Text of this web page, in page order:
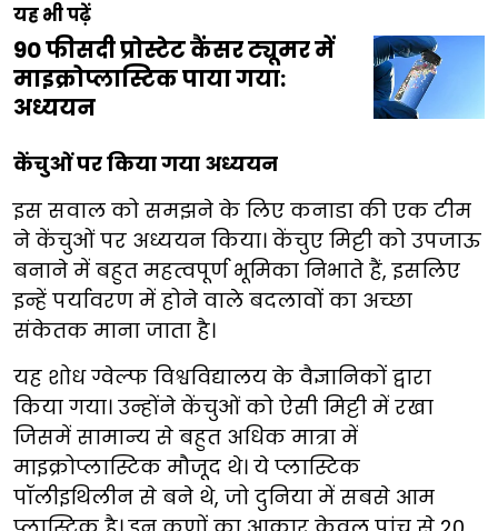
यह भी पढ़ें
90 फीसदी प्रोस्टेट कैंसर ट्यूमर में
माइक्रोप्लास्टिक पाया गया:
अध्ययन
केंचुओं पर किया गया अध्ययन
इस सवाल को समझने के लिए कनाडा की एक टीम
ने केंचुओं पर अध्ययन किया। केंचुए मिट्टी को उपजाऊ
बनाने में बहुत महत्वपूर्ण भूमिका निभाते हैं, इसलिए
इन्हें पर्यावरण में होने वाले बदलावों का अच्छा
संकेतक माना जाता है।
यह शोध ग्वेल्फ विश्वविद्यालय के वैज्ञानिकों द्वारा
किया गया। उन्होंने केंचुओं को ऐसी मिट्टी में रखा
जिसमें सामान्य से बहुत अधिक मात्रा में
माइक्रोप्लास्टिक मौजूद थे। ये प्लास्टिक
पॉलीइथिलीन से बने थे, जो दुनिया में सबसे आम